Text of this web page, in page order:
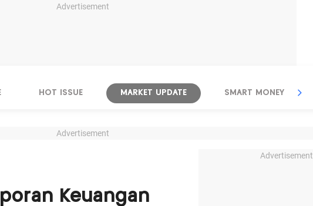
Advertisement
HOT ISSUE MARKET UPDATE SMART MONEY
Advertisement
Keuangan
Advertisement